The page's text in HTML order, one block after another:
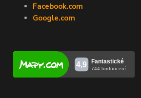
Facebook.com
Google.com